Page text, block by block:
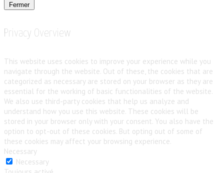
Fermer
Privacy Overview
This website uses cookies to improve your experience while you
navigate through the website. Out of these, the cookies that are
categorized as necessary are stored on your browser as they are
essential for the working of basic functionalities of the website.
We also use third-party cookies that help us analyze and
understand how you use this website. These cookies will be
stored in your browser only with your consent. You also have the
option to opt-out of these cookies. But opting out of some of
these cookies may affect your browsing experience.
Necessary
Necessary